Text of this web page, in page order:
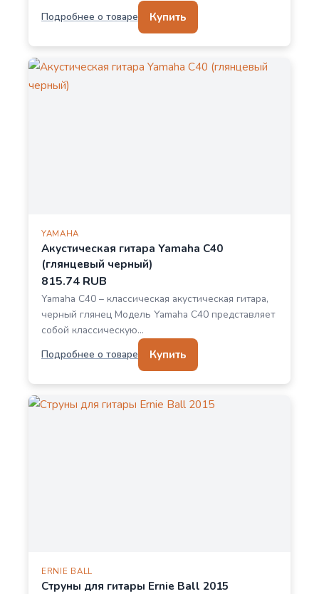
Подробнее о товаре
Купить
YAMAHA
Акустическая гитара Yamaha C40
(глянцевый черный)
815.74 RUB
Yamaha C40 – классическая акустическая гитара,
черный глянец Модель Yamaha C40 представляет
собой классическую…
Подробнее о товаре
Купить
ERNIE BALL
Струны для гитары Ernie Ball 2015